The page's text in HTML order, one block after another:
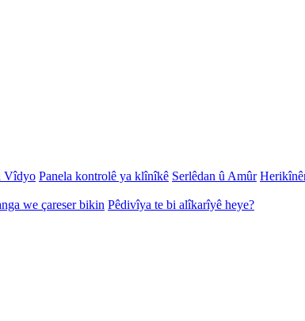
Vîdyo Panela kontrolê ya klînîkê Serlêdan û Amûr
we çareser bikin Pêdivîya te bi alîkarîyê heye?